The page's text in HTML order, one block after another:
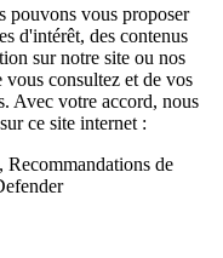
pouvons vous proposer
d'intérêt, des contenus
sur notre site ou nos
consultez et de vos
Avec votre accord, nous
ce site internet :
de